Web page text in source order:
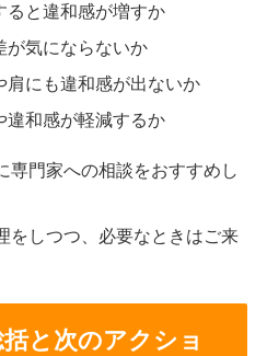
ると違和感が増すか
が気にならないか
肩にも違和感が出ないか
違和感が軽減するか
専門家への相談をおすすめし
をしつつ、必要なときはご来
と次のアクショ